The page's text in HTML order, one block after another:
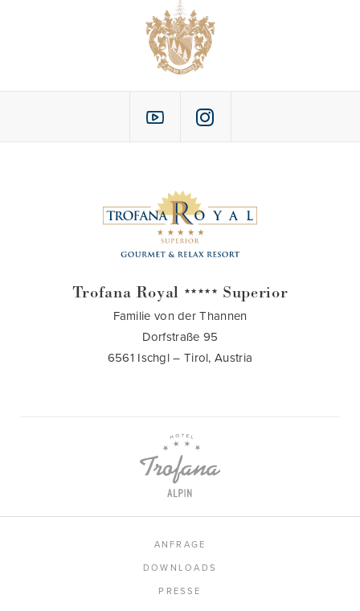
Trofana Royal ★★★★★ Superior
Familie von der Thannen
Dorfstraße 95
6561 Ischgl – Tirol, Austria
ANFRAGE
DOWNLOADS
PRESSE